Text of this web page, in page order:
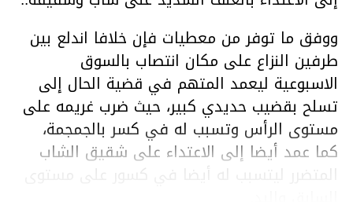
ووفق ما توفر من معطيات فإن خلافا اندلع بين
طرفين النزاع على مكان انتصاب بالسوق
الاسبوعية ليعمد المتهم في قضية الحال إلى
تسلح بقضيب حديدي كبير، حيث ضرب غريمه على
مستوى الرأس وتسبب له في كسر بالجمجمة،
كما عمد أيضا إلى الاعتداء على شقيق الشاب
المتضرر ليتسبب له أيضا في كسور على مستوى